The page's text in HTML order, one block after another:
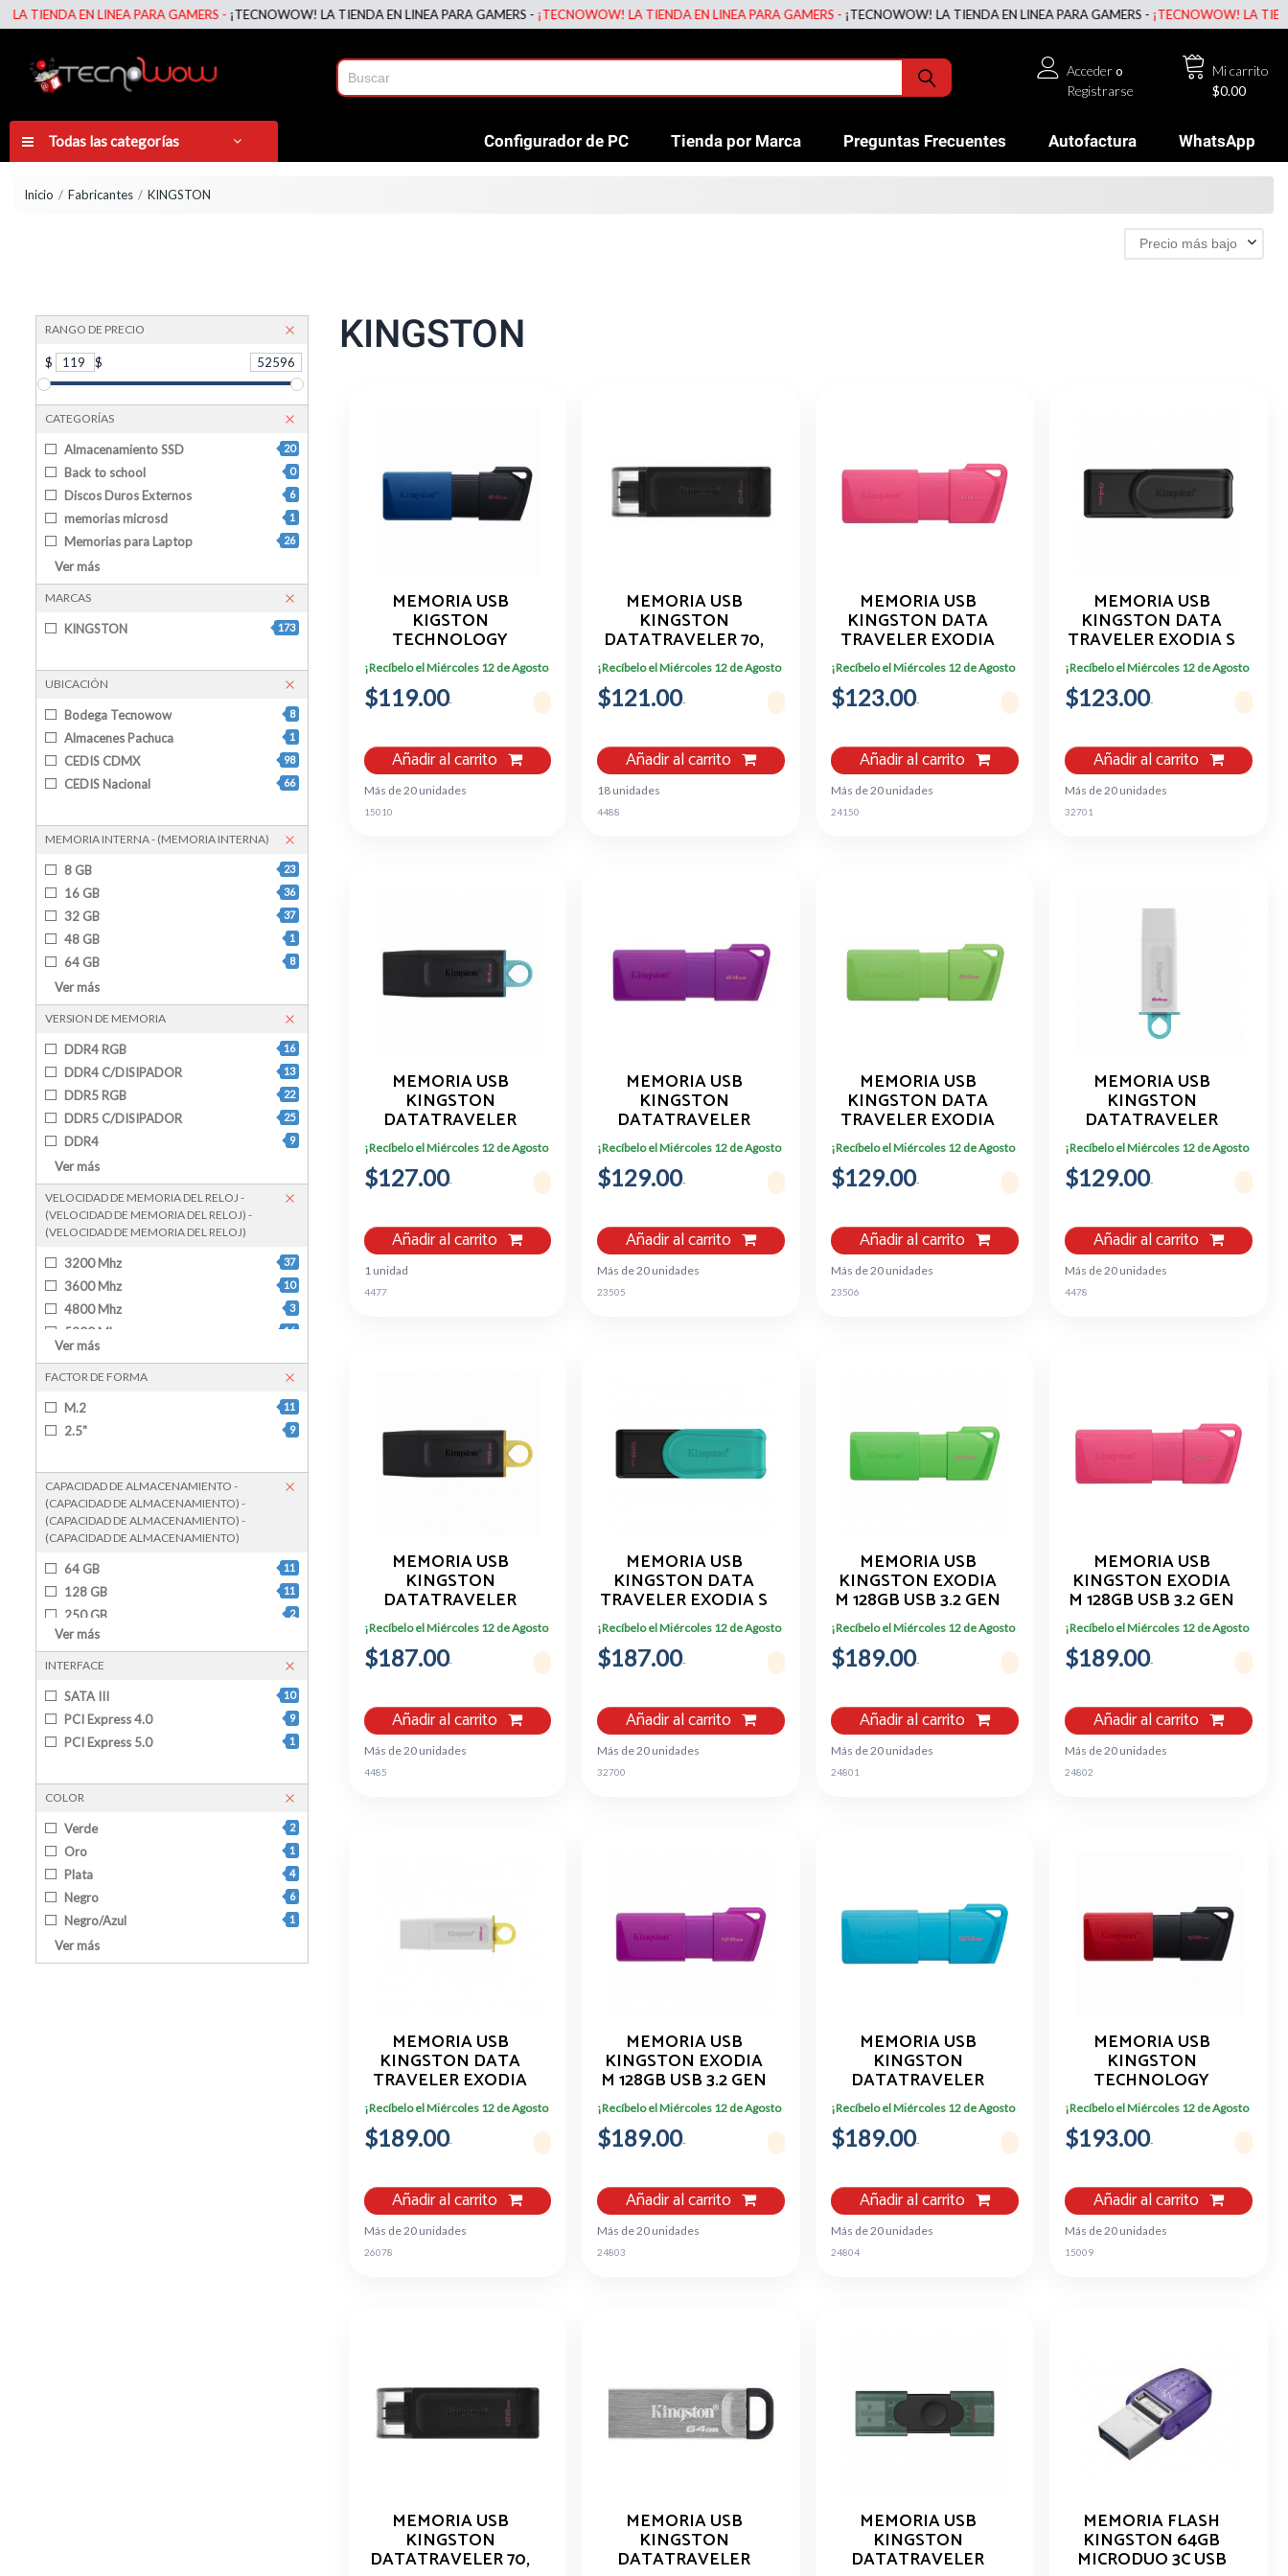
LINEA PARA GAMERS -¡TECNOWOW! LA TIENDA EN LINEA PARA GAMERS -¡TECNOWOW! LA TIENDA EN LINEA PARA GAMERS -¡TECNOWOW! LA TIENDA EN LINEA PARA GAMERS -¡TECNOWOW! LA TIENDA EN
Mi carrito
$0.00
Accedero
Registrarse
Todas las categorías Configurador de PC Tienda por Marca Preguntas Frecuentes Autofactura WhatsApp
Inicio Fabricantes KINGSTON
Precio más bajo
RANGO DE PRECIO
$ 119 $ 52596
CATEGORÍAS
Almacenamiento SSD 20
Back to school 0
Discos Duros Externos 6
memorias microsd 1
Memorias para Laptop 26
Memorias RAM
Memorias USB 31
Ver más
MARCAS
KINGSTON 173
UBICACIÓN
Bodega Tecnowow 8
Almacenes Pachuca 1
CEDIS CDMX 98
CEDIS Nacional 66
MEMORIA INTERNA - (MEMORIA INTERNA)
8 GB 23
16 GB 36
32 GB 37
48 GB 1
64 GB 8
128 GB
4 GB 3
Ver más
VERSION DE MEMORIA
DDR4 RGB 16
DDR4 C/DISIPADOR 13
DDR5 RGB 22
DDR5 C/DISIPADOR 25
DDR4 9
DDR5
Ver más
VELOCIDAD DE MEMORIA DEL RELOJ -
(VELOCIDAD DE MEMORIA DEL RELOJ) -
(VELOCIDAD DE MEMORIA DEL RELOJ)
3200 Mhz 37
3600 Mhz 10
4800 Mhz 3
5200 Mhz 16
5600 Mhz
6000 Mhz 10
6400 Mhz 3
1600 Mhz 4
Ver más
FACTOR DE FORMA
M.2 11
2.5" 9
CAPACIDAD DE ALMACENAMIENTO -
(CAPACIDAD DE ALMACENAMIENTO) -
(CAPACIDAD DE ALMACENAMIENTO) -
(CAPACIDAD DE ALMACENAMIENTO)
64 GB 11
128 GB 11
250 GB 2
256 GB
500 GB
1 TB 9
2 TB 6
8 TB 1
Ver más
INTERFACE
SATA III 10
PCI Express 4.0 9
PCI Express 5.0 1
COLOR
Verde 2
Oro 1
Plata 4
Negro 6
Negro/Azul 1
Negro/Naranja
Negro/Verde 3
Ver más
KINGSTON
MEMORIA USB
KIGSTON
TECHNOLOGY
DTXM/64GB, AZUL /
NEGRO
¡Recíbelo el Miércoles 12 de Agosto
$119.00
Añadir al carrito
Más de 20 unidades
15010
MEMORIA USB
KINGSTON
DATATRAVELER 70,
64GB, USB-C 3.2,
NEGRO DT70/64GB
¡Recíbelo el Miércoles 12 de Agosto
$121.00
Añadir al carrito
18 unidades
4488
MEMORIA USB
KINGSTON DATA
TRAVELER EXODIA
USB 2.0 64GB ROSA
¡Recíbelo el Miércoles 12 de Agosto
$123.00
Añadir al carrito
Más de 20 unidades
24150
MEMORIA USB
KINGSTON DATA
TRAVELER EXODIA S
NEGRO 3.2 GEN 1
64GB
¡Recíbelo el Miércoles 12 de Agosto
$123.00
Añadir al carrito
Más de 20 unidades
32701
MEMORIA USB
KINGSTON
DATATRAVELER
EXODIA, 64GB, USB
A, NEGRO DTX/64GB
¡Recíbelo el Miércoles 12 de Agosto
$127.00
Añadir al carrito
1 unidad
4477
MEMORIA USB
KINGSTON
DATATRAVELER
EXODIA USB 3.2 GEN
64GB MORADO
¡Recíbelo el Miércoles 12 de Agosto
$129.00
Añadir al carrito
Más de 20 unidades
23505
MEMORIA USB
KINGSTON DATA
TRAVELER EXODIA
USB 2.0 64GB VERDE
¡Recíbelo el Miércoles 12 de Agosto
$129.00
Añadir al carrito
Más de 20 unidades
23506
MEMORIA USB
KINGSTON
DATATRAVELER
EXODIA, 64GB, USB
3.2, BLANCO CON
ANILLO AZUL
¡Recíbelo el Miércoles 12 de Agosto
$129.00
Añadir al carrito
Más de 20 unidades
4478
MEMORIA USB
KINGSTON
DATATRAVELER
EXODIA, 128GB, USB
A, NEGRO DTX/128GB
¡Recíbelo el Miércoles 12 de Agosto
$187.00
Añadir al carrito
Más de 20 unidades
4485
MEMORIA USB
KINGSTON DATA
TRAVELER EXODIA S
128GB 3.2 GEN 1
¡Recíbelo el Miércoles 12 de Agosto
$187.00
Añadir al carrito
Más de 20 unidades
32700
MEMORIA USB
KINGSTON EXODIA
M 128GB USB 3.2 GEN
1 COLOR VERDE
¡Recíbelo el Miércoles 12 de Agosto
$189.00
Añadir al carrito
Más de 20 unidades
24801
MEMORIA USB
KINGSTON EXODIA
M 128GB USB 3.2 GEN
1 COLOR ROSA
¡Recíbelo el Miércoles 12 de Agosto
$189.00
Añadir al carrito
Más de 20 unidades
24802
MEMORIA USB
KINGSTON DATA
TRAVELER EXODIA
128GB BLANCO
¡Recíbelo el Miércoles 12 de Agosto
$189.00
Añadir al carrito
Más de 20 unidades
26078
MEMORIA USB
KINGSTON EXODIA
M 128GB USB 3.2 GEN
1 COLOR MORADO
¡Recíbelo el Miércoles 12 de Agosto
$189.00
Añadir al carrito
Más de 20 unidades
24803
MEMORIA USB
KINGSTON
DATATRAVELER
128GB 3.2 GEN 1
COLOR AZUL
¡Recíbelo el Miércoles 12 de Agosto
$189.00
Añadir al carrito
Más de 20 unidades
24804
MEMORIA USB
KINGSTON
TECHNOLOGY
DTXM/128GB,
NEGRO/ROJO
¡Recíbelo el Miércoles 12 de Agosto
$193.00
Añadir al carrito
Más de 20 unidades
15009
MEMORIA USB
KINGSTON
DATATRAVELER 70,
MEMORIA USB
KINGSTON
DATATRAVELER
MEMORIA USB
KINGSTON
DATATRAVELER
MEMORIA FLASH
KINGSTON 64GB
MICRODUO 3C USB